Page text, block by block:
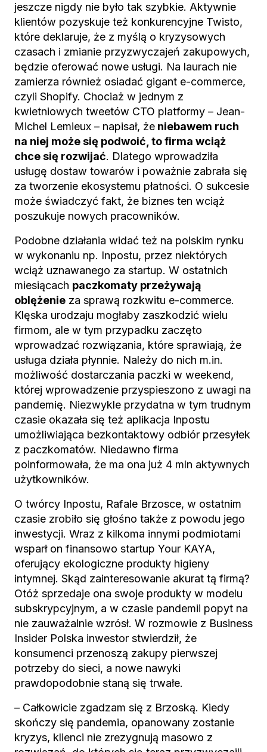
jeszcze nigdy nie było tak szybkie. Aktywnie
klientów pozyskuje też konkurencyjne Twisto,
które deklaruje, że z myślą o kryzysowych
czasach i zmianie przyzwyczajeń zakupowych,
będzie oferować nowe usługi. Na laurach nie
zamierza również osiadać gigant e-commerce,
czyli Shopify. Chociaż w jednym z
kwietniowych tweetów CTO platformy – Jean-
Michel Lemieux – napisał, że niebawem ruch
na niej może się podwoić, to firma wciąż
chce się rozwijać. Dlatego wprowadziła
usługę dostaw towarów i poważnie zabrała się
za tworzenie ekosystemu płatności. O sukcesie
może świadczyć fakt, że biznes ten wciąż
poszukuje nowych pracowników.
Podobne działania widać też na polskim rynku
w wykonaniu np. Inpostu, przez niektórych
wciąż uznawanego za startup. W ostatnich
miesiącach paczkomaty przeżywają
oblężenie za sprawą rozkwitu e-commerce.
Klęska urodzaju mogłaby zaszkodzić wielu
firmom, ale w tym przypadku zaczęto
wprowadzać rozwiązania, które sprawiają, że
usługa działa płynnie. Należy do nich m.in.
możliwość dostarczania paczki w weekend,
której wprowadzenie przyspieszono z uwagi na
pandemię. Niezwykle przydatna w tym trudnym
czasie okazała się też aplikacja Inpostu
umożliwiająca bezkontaktowy odbiór przesyłek
z paczkomatów. Niedawno firma
poinformowała, że ma ona już 4 mln aktywnych
użytkowników.
O twórcy Inpostu, Rafale Brzosce, w ostatnim
czasie zrobiło się głośno także z powodu jego
inwestycji. Wraz z kilkoma innymi podmiotami
wsparł on finansowo startup Your KAYA,
oferujący ekologiczne produkty higieny
intymnej. Skąd zainteresowanie akurat tą firmą?
Otóż sprzedaje ona swoje produkty w modelu
subskrypcyjnym, a w czasie pandemii popyt na
nie zauważalnie wzrósł. W rozmowie z Business
Insider Polska inwestor stwierdził, że
konsumenci przenoszą zakupy pierwszej
potrzeby do sieci, a nowe nawyki
prawdopodobnie staną się trwałe.
– Całkowicie zgadzam się z Brzoską. Kiedy
skończy się pandemia, opanowany zostanie
kryzys, klienci nie zrezygnują masowo z